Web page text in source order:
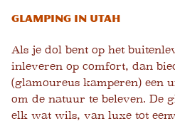
Glamping in Utah
Als je dol bent op het
inleveren op comfort, dan
(glamoureus kamperen) een
om de natuur te beleven. De
elk wat wils, van luxe tot